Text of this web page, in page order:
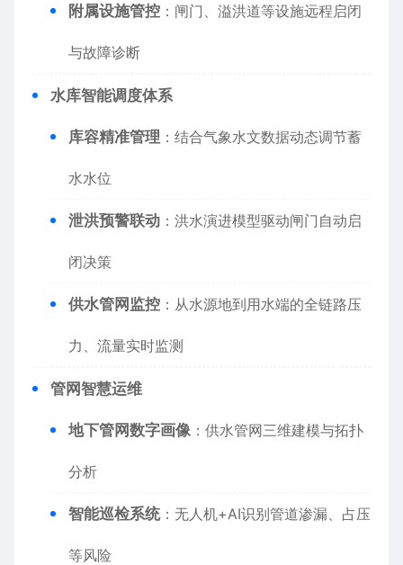
​附属设施管控​ ​：闸门、溢洪道等设施远程启闭
与故障诊断
​水库智能调度体系​
​库容精准管理​ ​：结合气象水文数据动态调节蓄
水水位
​泄洪预警联动​ ​：洪水演进模型驱动闸门自动启
闭决策
​供水管网监控​ ​：从水源地到用水端的全链路压
力、流量实时监测
​管网智慧运维​
​地下管网数字画像​ ​：供水管网三维建模与拓扑
分析
​智能巡检系统​​：无人机+AI识别管道渗漏、占压
等风险